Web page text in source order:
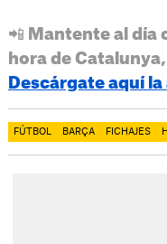
📲 Mantente al día
hora de
Descárgate aquí
FÚTBOL BARÇA FICHAJES